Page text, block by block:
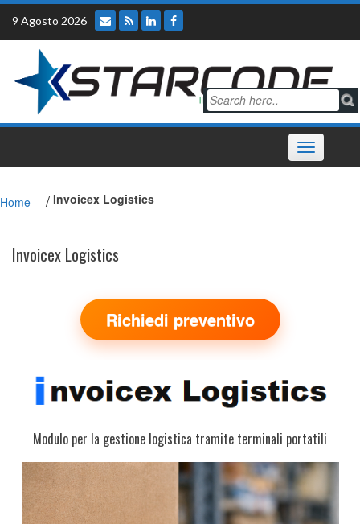
Skip
content
9 Agosto 2026
Toggle
navigation
Home / Invoicex Logistics
Invoicex Logistics
Richiedi preventivo
Modulo per la gestione logistica tramite terminali portatili